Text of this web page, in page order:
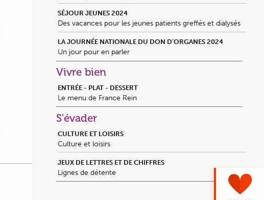
MALADIE RÉNALE CHRONIQUE EN NOUVELLE-CALÉDONIE
Diabète et insuffisance rénale chronique plombent
l’espérance de vie des Calédoniens
BRÈVES
Actualités des maladies rénales
SÉJOUR JEUNES 2024
Des vacances pour les jeunes patients greffés et dialysés
LA JOURNÉE NATIONALE DU DON D’ORGANES 2024
Un jour pour en parler
Vivre bien
ENTRÉE - PLAT - DESSERT
Le menu de France Rein
S'évader
CULTURE ET LOISIRS
Culture et loisirs
JEUX DE LETTRES ET DE CHIFFRES
Lignes de détente